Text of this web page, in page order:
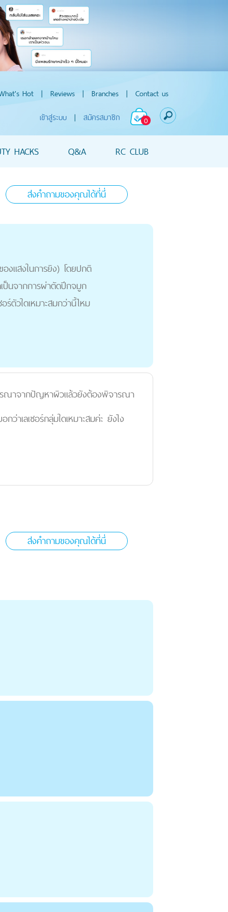
Hot | Reviews | Branches | Contact us
0
เข้าสู่ระบบ | สมัครสมาชิก
HACKS Q&A RC CLUB
ส่งคำถามของคุณได้ที่นี่
งแสงในการยิง) โดยปกติ
ป็นจากการผ่าตัดปีกจมูก
ร์ตัวใดเหมาะสมกว่านี้ไหม
รณาจากปัญหาผิวแล้วยังต้องพิจารณา
าเลเซอร์กลุ่มใดเหมาะสมค่ะ ยังไง
ส่งคำถามของคุณได้ที่นี่